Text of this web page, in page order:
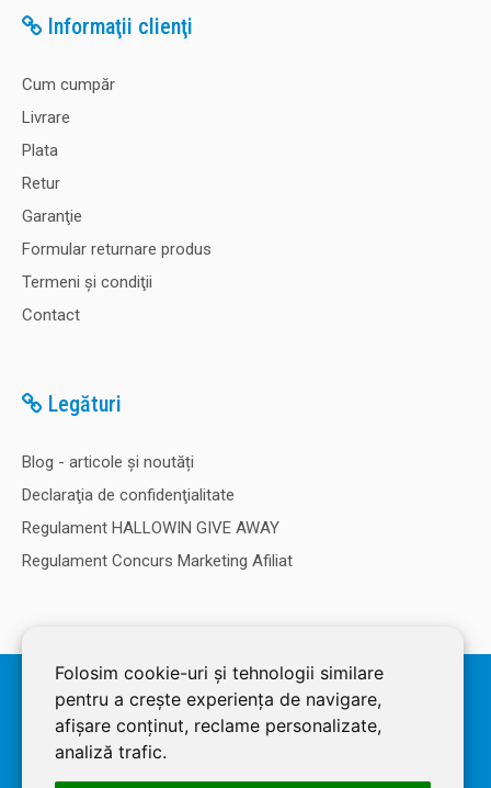
Folosim cookie-uri și tehnologii similare
pentru a crește experiența de navigare,
afișare conținut, reclame personalizate,
analiză trafic.
Informaţii clienţi
Cum cumpăr
Livrare
Plata
Retur
Garanţie
Formular returnare produs
Termeni şi condiţii
Contact
Legături
Blog - articole și noutăți
Declaraţia de confidenţialitate
Regulament HALLOWIN GIVE AWAY
Regulament Concurs Marketing Afiliat
© 2026 SOLDEC SRL, RO1822625, J12/4355/2005, Cap Social: 50.000
RON. Magazin dezvoltat de LiveCOM